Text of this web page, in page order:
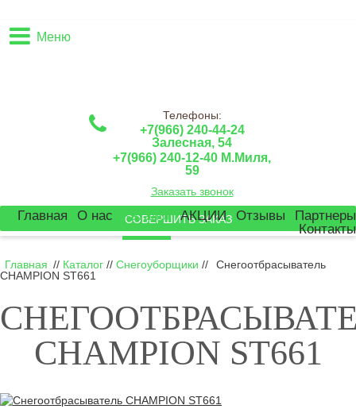
Меню
Телефоны:
+7(966) 240-44-24
Залесная, 54
+7(966) 240-12-40 М.Миля,
59
Заказать звонок
СОВЕРШИТЬ ЗАКАЗ
Главная О нас Каталог АКЦИИ Отзывы
Партнеры
Контакты
Главная // Каталог // Снегоуборщики //
Снегоотбрасыватель
CHAMPION ST661
CHAMPION ST661